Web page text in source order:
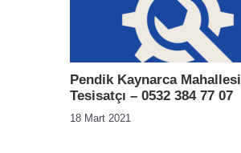
Pendik Kaynarca Mahallesi
Tesisatçı – 0532 384 77 07
18 Mart 2021